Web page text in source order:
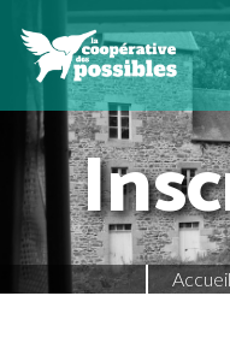
Accueil